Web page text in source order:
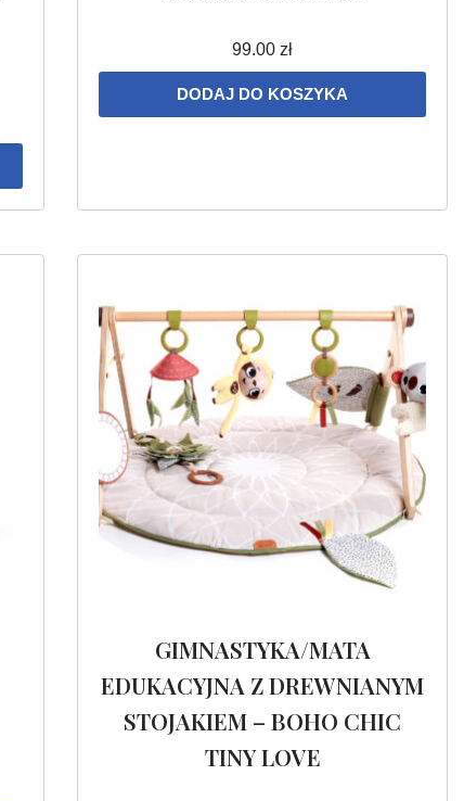
99.00zł
DODAJ DO KOSZYKA
GIMNASTYKA/MATA
EDUKACYJNA Z DREWNIANYM
STOJAKIEM – BOHO CHIC
TINY LOVE